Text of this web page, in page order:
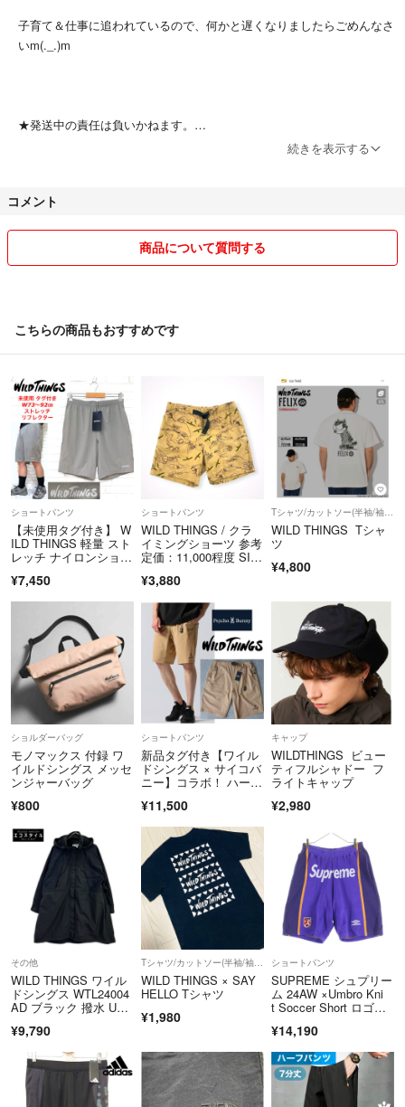
子育て＆仕事に追われているので、何かと遅くなりましたらごめんなさ
いm(._.)m
★発送中の責任は負いかねます。
★お取り置きは、必ず購入される方のみでお願いします。
願いします。
続きを表示する
コメント
商品について質問する
こちらの商品もおすすめです
ショートパンツ
【未使用タグ付き】 W
ILD THINGS 軽量 スト
レッチ ナイロンショー
¥7,450
ショートパンツ
WILD THINGS / クラ
イミングショーツ 参考
定価：11,000程度 SIZ
¥3,880
Tシャツ/カットソー(半袖/袖なし)
WILD THINGS Tシャ
ツ
¥4,800
ショルダーバッグ
モノマックス 付録 ワ
イルドシングス メッセ
ンジャーバッグ
¥800
ショートパンツ
新品タグ付き【ワイル
ドシングス × サイコバ
ニー】コラボ！ ハーフ
¥11,500
キャップ
WILDTHINGS ビュー
ティフルシャドー フ
ライトキャップ
¥2,980
その他
WILD THINGS ワイル
ドシングス WTL24004
AD ブラック 撥水 UV
ス オーバー コート M
¥9,790
Tシャツ/カットソー(半袖/袖なし)
WILD THINGS × SAY
HELLO Tシャツ
¥1,980
ショートパンツ
SUPREME シュプリー
ム 24AW ×Umbro Kni
t Soccer Short ロゴプ
ツ パープル
¥14,190